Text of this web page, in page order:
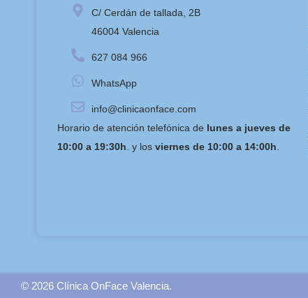
C/ Cerdán de tallada, 2B
46004 Valencia
627 084 966
WhatsApp
info@clinicaonface.com
Horario de atención telefónica de lunes a jueves de
10:00 a 19:30h. y los viernes de 10:00 a 14:00h.
© 2026 Clínica OnFace Valencia.